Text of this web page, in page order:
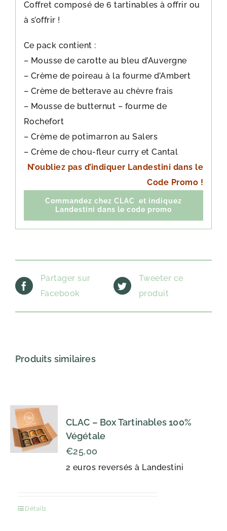
Coffret composé de 6 tartinables à offrir ou
à s’offrir !
Ce pack contient :
– Mousse de carotte au bleu d’Auvergne
– Crème de poireau à la fourme d’Ambert
– Crème de betterave au chèvre frais
– Mousse de butternut – fourme de
Rochefort
– Crème de potimarron au Salers
– Crème de chou-fleur curry et Cantal
N’oubliez pas d’indiquer Landestini dans le
Code Promo !
Commandez chez CLAC et indiquez
Landestini dans le code promo
Partager sur
Facebook
Tweeter ce
produit
Produits similaires
CLAC – Box Tartinables 100%
Végétale
2 euros reversés à Landestini
€25,00
Détails